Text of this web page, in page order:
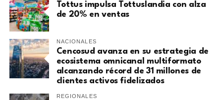
Tottus impulsa Tottuslandia con alza
de 20% en ventas
NACIONALES
Cencosud avanza en su estrategia de
ecosistema omnicanal multiformato
alcanzando récord de 31 millones de
clientes activos fidelizados
REGIONALES